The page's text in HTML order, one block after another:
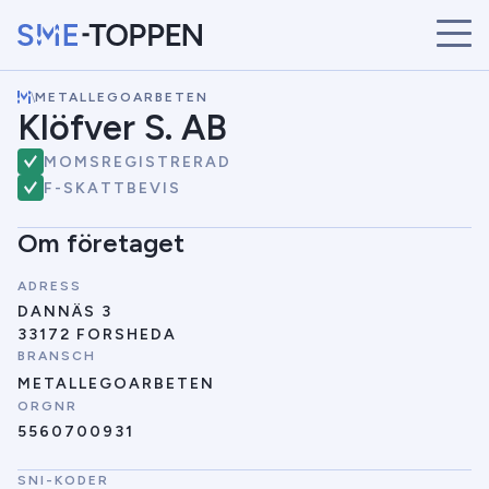
START
ÅRETS VINNARE
BRANSCHER
SÖK
NYHETER
\METALLEGOARBETEN
Klöfver S. AB
MOMSREGISTRERAD
F-SKATTBEVIS
Om företaget
ADRESS
DANNÄS 3
33172 FORSHEDA
BRANSCH
METALLEGOARBETEN
ORGNR
5560700931
SNI-KODER